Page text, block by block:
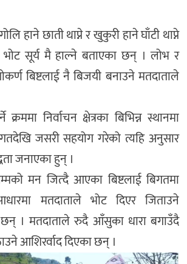
हाने छाती थाप्ने र खुकुरी हाने घाँटी थाप्ने
सूर्य मै हाल्ने बताएका छन् । लोभ र
बिष्टलाई नै बिजयी बनाउने मतदाताले
क्रममा निर्वाचन क्षेत्रका बिभिन्न स्थानमा
जसरी सहयोग गरेको त्यहि अनुसार
जनाएका हुन् ।
मन जित्दै आएका बिष्टलाई बिगतमा
मतदाताले भोट दिएर जिताउने
छन् । मतदाताले रुदै आँसुका धारा बगाउँदै
आशिरर्वाद दिएका छन् ।